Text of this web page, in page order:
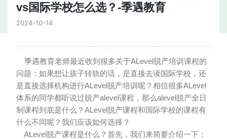
vs国际学校怎么选？-季遇教育
2024-10-14
季遇教育老师最近收到很多关于ALevel脱产培训课程的
问题：如果想让孩子转轨的话，是直接去读国际学校，还
是直接选择机构进行ALevel脱产培训呢？相信很多ALevel
体系的同学都听说过脱产alevel课程，那么alevel脱产全日
制课程到底是什么？ALevel脱产课程和国际学校的课程有
什么不同呢？我们应该如何选择？
ALevel脱产课程是什么？首先，我们来简要介绍一下：